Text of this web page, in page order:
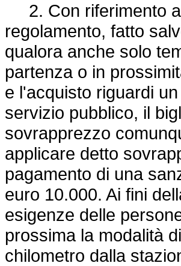
2. Con riferimento
regolamento, fatto
qualora anche solo
partenza o in
e l'acquisto riguardi
servizio pubblico, il
sovrapprezzo
applicare detto
pagamento di una
euro 10.000. Ai fini
esigenze delle
prossima la modalità
chilometro dalla